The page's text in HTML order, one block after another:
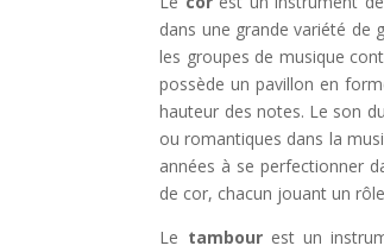
dans une grande variété de
les groupes de musique
possède un pavillon en
hauteur des notes. Le son
ou romantiques dans la
années à se perfectionner
de cor, chacun jouant un
Le tambourest un